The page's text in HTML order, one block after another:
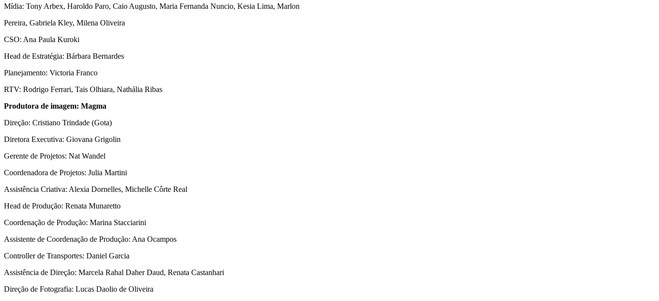
Mídia: Tony Arbex, Haroldo Paro, Caio Augusto, Maria Fernanda Nuncio, Kesia Lima, Marlon
Pereira, Gabriela Kley, Milena Oliveira
CSO: Ana Paula Kuroki
Head de Estratégia: Bárbara Bernardes
Planejamento: Victoria Franco
RTV: Rodrigo Ferrari, Tais Olhiara, Nathália Ribas
Produtora de imagem: Magma
Direção: Cristiano Trindade (Gota)
Diretora Executiva: Giovana Grigolin
Gerente de Projetos: Nat Wandel
Coordenadora de Projetos: Julia Martini
Assistência Criativa: Alexia Dornelles, Michelle Côrte Real
Head de Produção: Renata Munaretto
Coordenação de Produção: Marina Stacciarini
Assistente de Coordenação de Produção: Ana Ocampos
Controller de Transportes: Daniel Garcia
Assistência de Direção: Marcela Rahal Daher Daud, Renata Castanhari
Direção de Fotografia: Lucas Daolio de Oliveira